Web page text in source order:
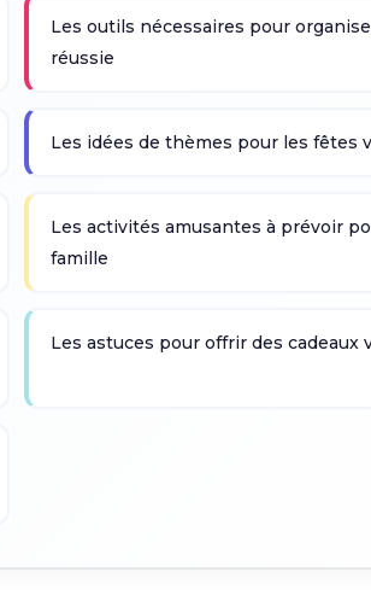
Les outils nécessaires pour
réussie
Les idées de thèmes pour les fêtes
Les activités amusantes à prévoir
famille
Les astuces pour offrir des cadeaux